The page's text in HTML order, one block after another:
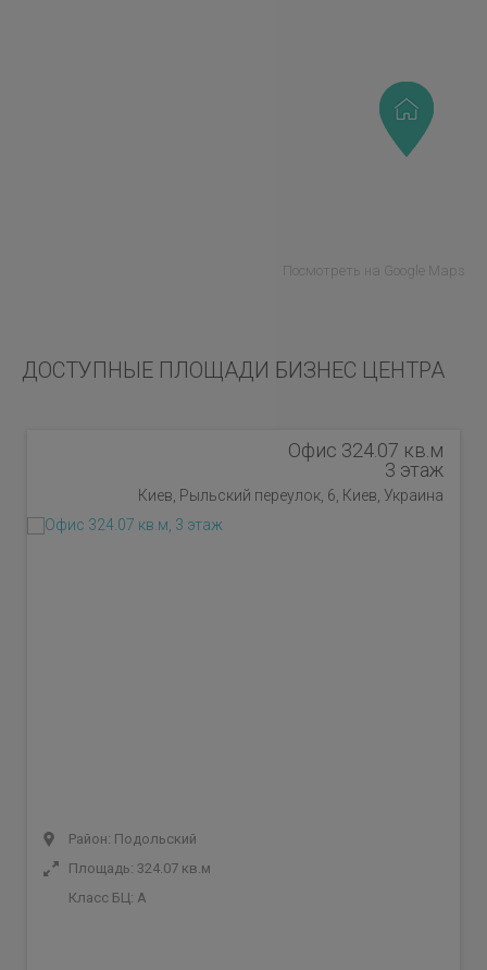
Посмотреть на Google Maps
ДОСТУПНЫЕ ПЛОЩАДИ БИЗНЕС ЦЕНТРА
Офис 324.07 кв.м
3 этаж
Киев, Рыльский переулок, 6, Киев, Украина
Район: Подольский
Площадь: 324.07 кв.м
Класс БЦ: A